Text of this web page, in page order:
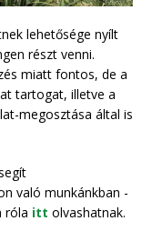
lehetősége nyílt
részt venni.
miatt fontos, de a
tartogat, illetve a
megosztása által is
való munkánkban -
róla itt olvashatnak.